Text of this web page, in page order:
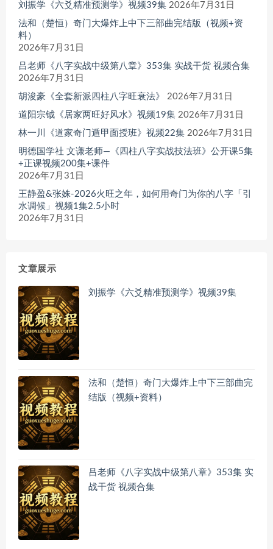
刘振学《六爻精准预测学》视频39集 2026年7月31日
法和（楚恒）奇门大爆炸上中下三部曲完结版（视频+资
料）
2026年7月31日
吕老师《八字实战中级第八章》353集 实战干货 视频合集
2026年7月31日
胡浚豪《全套新派四柱八字旺衰法》
2026年7月31日
道阳宗钺《居家两旺好风水》视频19集 2026年7月31日
林一川《道家奇门遁甲面授班》视频22集 2026年7月31日
明德国学社 文谦老师—《四柱八字实战技法班》公开课5集
+正课视频200集+课件
2026年7月31日
王静盈&张姝-2026火旺之年，如何用奇门为你的八字「引
水调候」视频1集2.5小时
2026年7月31日
文章展示
刘振学《六爻精准预测学》视频39集
法和（楚恒）奇门大爆炸上中下三部曲完
结版（视频+资料）
吕老师《八字实战中级第八章》353集 实
战干货 视频合集